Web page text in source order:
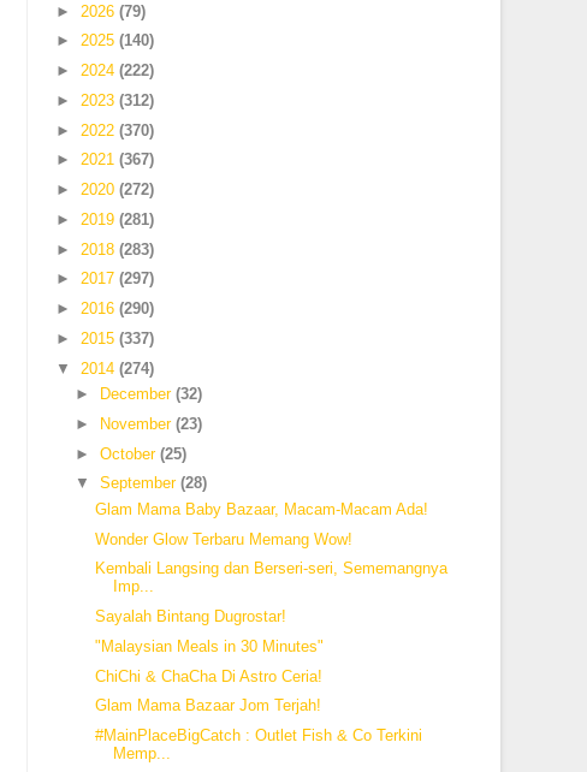
► 2026(79)
►2025(140)
►2024(222)
► 2023(312)
► 2022(370)
►2021(367)
►2020(272)
► 2019(281)
► 2018(283)
►2017(297)
►2016(290)
► 2015(337)
▼ 2014(274)
►
December (32)
►
November (23)
► October (25)
▼ September (28)
Glam Mama Baby Bazaar, Macam-Macam Ada!
Wonder Glow Terbaru Memang Wow!
Kembali Langsing dan Berseri-seri, Sememangnya
Imp...
Sayalah Bintang Dugrostar!
"Malaysian Meals in 30 Minutes"
ChiChi & ChaCha Di Astro Ceria!
Glam Mama Bazaar Jom Terjah!
#MainPlaceBigCatch : Outlet Fish & Co Terkini
Memp...